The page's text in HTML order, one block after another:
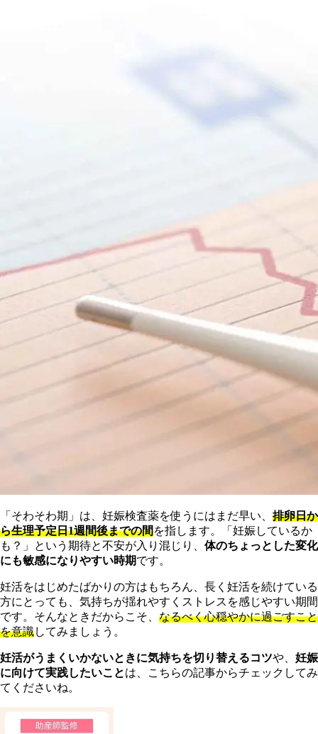
「そわそわ期」は、妊娠検査薬を使うにはまだ早い、 排卵日か
ら生理予定日1週間後までの間を指します。「妊娠しているか
も？」という期待と不安が入り混じり、 体のちょっとした変化
にも敏感になりやすい時期です。
妊活をはじめたばかりの方はもちろん、長く妊活を続けている
方にとっても、気持ちが揺れやすくストレスを感じやすい期間
です。そんなときだからこそ、 なるべく心穏やかに過ごすこと
を意識してみましょう。
妊活がうまくいかないときに気持ちを切り替えるコツや、 妊娠
に向けて実践したいことは、こちらの記事からチェックしてみ
てくださいね。